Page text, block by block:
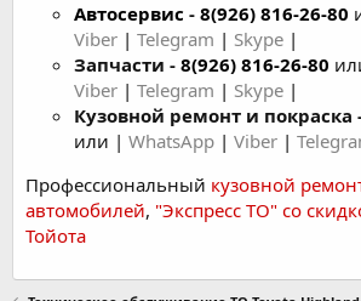
Автосервис - 8(926) 816-26-80
Viber | Telegram | Skype |
Запчасти - 8(926) 816-26-80
Viber | Telegram | Skype |
Кузовной ремонт и покраска
или | WhatsApp | Viber |
Профессиональный кузовной
автомобилей, "Экспресс ТО" со
Тойота